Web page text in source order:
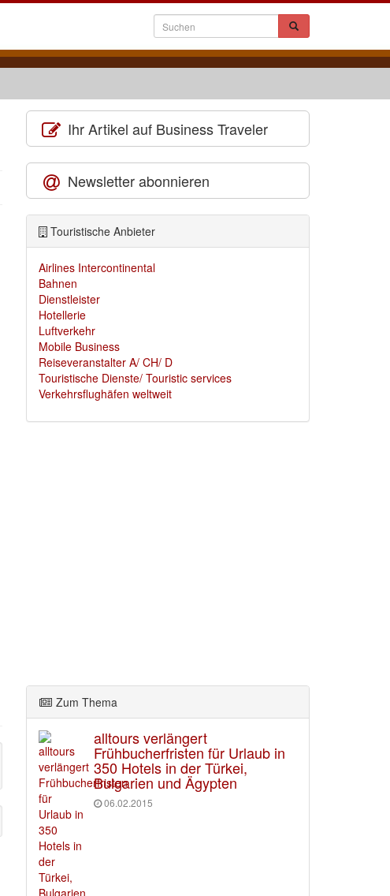
Ihr Artikel auf Business Traveler
Newsletter abonnieren
Touristische Anbieter
Airlines Intercontinental
Bahnen
Dienstleister
Hotellerie
Luftverkehr
Mobile Business
Reiseveranstalter A/ CH/ D
Touristische Dienste/ Touristic services
Verkehrsflughäfen weltweit
Zum Thema
alltours verlängert
Frühbucherfristen für Urlaub in
350 Hotels in der Türkei,
Bulgarien und Ägypten
06.02.2015